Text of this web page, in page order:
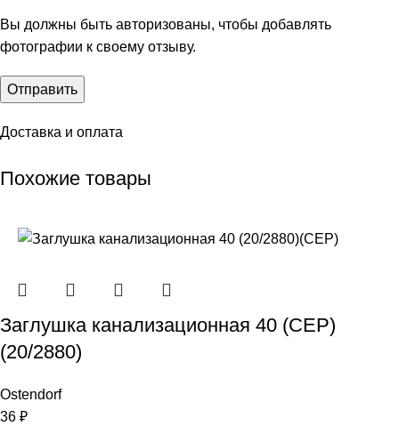
Вы должны быть авторизованы, чтобы добавлять
фотографии к своему отзыву.
Доставка и оплата
Похожие товары
Заглушка канализационная 40 (СЕР)
(20/2880)
Ostendorf
36 ₽